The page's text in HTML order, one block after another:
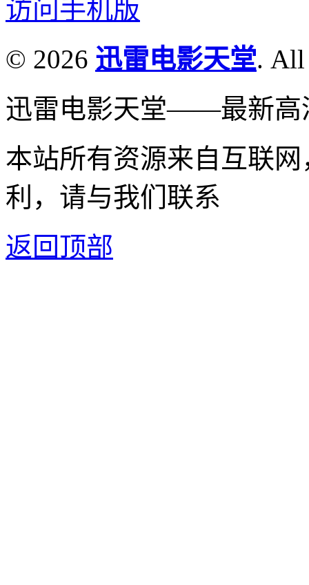
访问手机版
© 2026 迅雷电影天堂. All
迅雷电影天堂——最新高
本站所有资源来自互联
利，请与我们联系
返回顶部